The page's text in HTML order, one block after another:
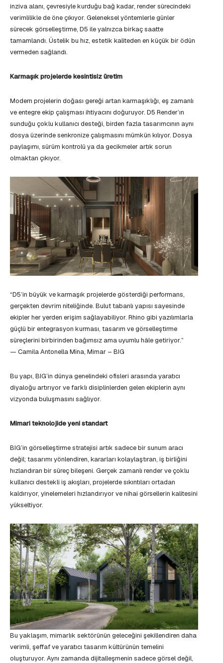
inziva alanı, çevresiyle kurduğu bağ kadar, render sürecindeki
verimlilikle de öne çıkıyor. Geleneksel yöntemlerle günler
sürecek görselleştirme, D5 ile yalnızca birkaç saatte
tamamlandı. Üstelik bu hız, estetik kaliteden en küçük bir ödün
vermeden sağlandı.
Karmaşık projelerde kesintisiz üretim
Modern projelerin doğası gereği artan karmaşıklığı, eş zamanlı
ve entegre ekip çalışması ihtiyacını doğuruyor. D5 Render’ın
sunduğu çoklu kullanıcı desteği, birden fazla tasarımcının aynı
dosya üzerinde senkronize çalışmasını mümkün kılıyor. Dosya
paylaşımı, sürüm kontrolü ya da gecikmeler artık sorun
olmaktan çıkıyor.
“D5’in büyük ve karmaşık projelerde gösterdiği performans,
gerçekten devrim niteliğinde. Bulut tabanlı yapısı sayesinde
ekipler her yerden erişim sağlayabiliyor. Rhino gibi yazılımlarla
güçlü bir entegrasyon kurması, tasarım ve görselleştirme
süreçlerini birbirinden bağımsız ama uyumlu hâle getiriyor.”
— Camila Antonella Mina, Mimar – BIG
Bu yapı, BIG’in dünya genelindeki ofisleri arasında yaratıcı
diyaloğu artırıyor ve farklı disiplinlerden gelen ekiplerin aynı
vizyonda buluşmasını sağlıyor.
Mimari teknolojide yeni standart
BIG’in görselleştirme stratejisi artık sadece bir sunum aracı
değil; tasarımı yönlendiren, kararları kolaylaştıran, iş birliğini
hızlandıran bir süreç bileşeni. Gerçek zamanlı render ve çoklu
kullanıcı destekli iş akışları, projelerde sıkıntıları ortadan
kaldırıyor, yinelemeleri hızlandırıyor ve nihai görsellerin kalitesini
yükseltiyor.
Bu yaklaşım, mimarlık sektörünün geleceğini şekillendiren daha
verimli, şeffaf ve yaratıcı tasarım kültürünün temelini
oluşturuyor. Aynı zamanda dijitalleşmenin sadece görsel değil,